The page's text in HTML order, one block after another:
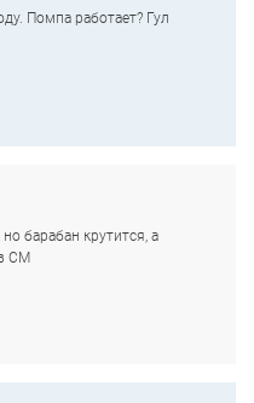
Помпа работает? Гул
барабан крутится, а
СМ